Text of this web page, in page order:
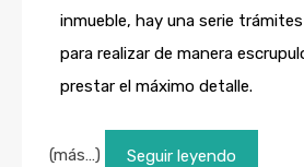
inmueble, hay una serie
para realizar de manera
prestar el máximo detalle.
(más…) Seguir leyendo